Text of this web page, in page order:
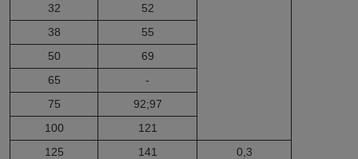
32
52
38
55
50
69
65
-
75
92;97
100
121
125
141
0,3